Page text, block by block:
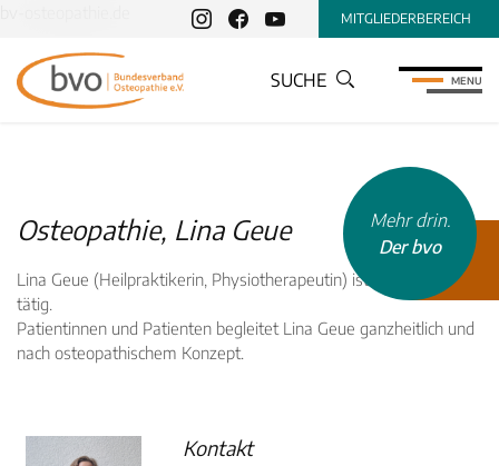
MITGLIEDERBEREICH
SUCHE MENU
Osteopathie, Lina Geue
Lina Geue (Heilpraktikerin, Physiotherapeutin) ist in Hamburg
tätig.
Patientinnen und Patienten begleitet Lina Geue ganzheitlich und
nach osteopathischem Konzept.
Kontakt
Mehr drin.
Der bvo
Schulen